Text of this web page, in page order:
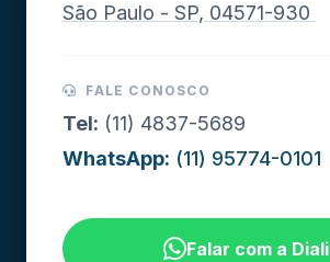
São Paulo - SP, 04571-930
FALE CONOSCO
Tel: (11) 4837-5689
WhatsApp: (11) 95774-0101
Falar com a Diali